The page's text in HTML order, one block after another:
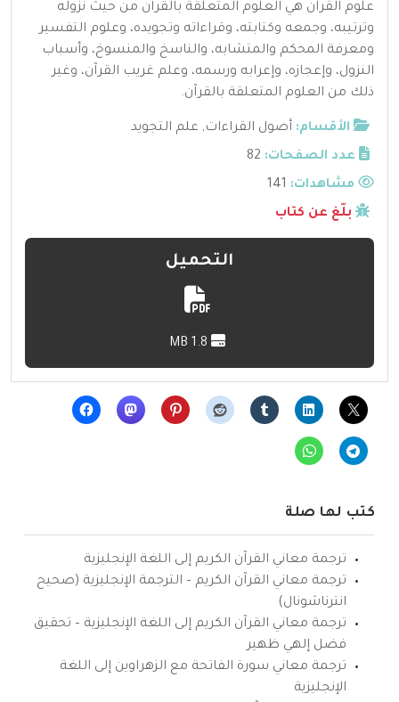
علوم القرآن هي العلوم المتعلقة بالقرآن من حيث نزوله
وترتيبه، وجمعه وكتابته، وقراءاته وتجويده، وعلوم التفسير
ومعرفة المحكم والمتشابه، والناسخ والمنسوخ، وأسباب
النزول، وإعجازه، وإعرابه ورسمه، وعلم غريب القرآن، وغير
ذلك من العلوم المتعلقة بالقرآن.
الأقسام: أصول القراءات, علم التجويد
عدد الصفحات: 82
مشاهدات:
بلّغ عن كتاب
التحميل
كتب لها صلة
ترجمة معاني القرآن الكريم إلى اللغة الإنجليزية
ترجمة معاني القرآن الكريم – الترجمة الإنجليزية (صحيح
انترناشونال)
ترجمة معاني القرآن الكريم إلى اللغة الإنجليزية – تحقيق
فضل إلهي ظهير
ترجمة معاني سورة الفاتحة مع الزهراوين إلى اللغة
الإنجليزية